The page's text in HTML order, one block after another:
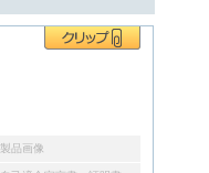
製品画像